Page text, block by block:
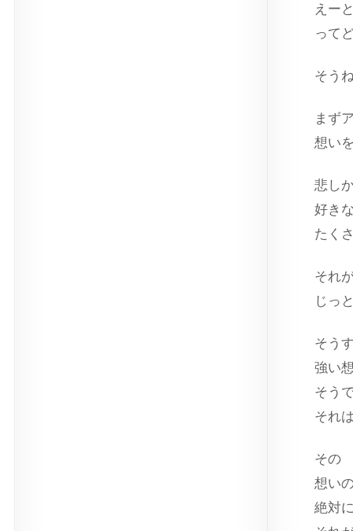
えー
って
そう
まず
想い
悲し
好き
たく
それ
じっ
そう
強い
そう
それ
その
想い
絶対